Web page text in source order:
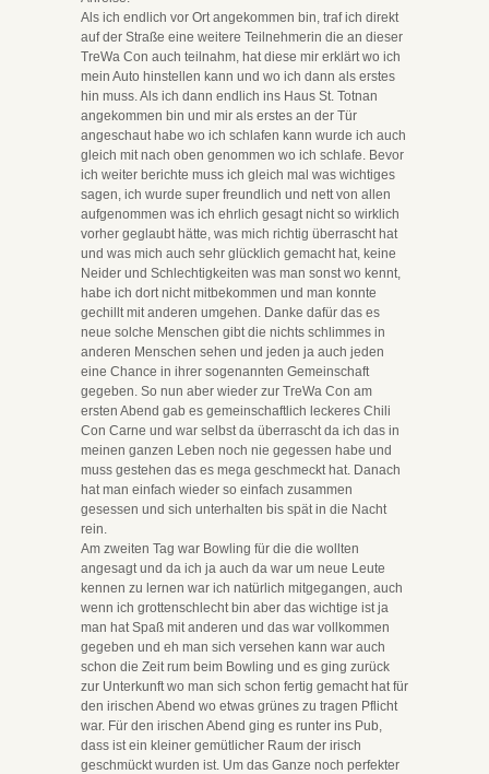
Als ich endlich vor Ort angekommen bin, traf ich direkt
auf der Straße eine weitere Teilnehmerin die an dieser
TreWa Con auch teilnahm, hat diese mir erklärt wo ich
mein Auto hinstellen kann und wo ich dann als erstes
hin muss. Als ich dann endlich ins Haus St. Totnan
angekommen bin und mir als erstes an der Tür
angeschaut habe wo ich schlafen kann wurde ich auch
gleich mit nach oben genommen wo ich schlafe. Bevor
ich weiter berichte muss ich gleich mal was wichtiges
sagen, ich wurde super freundlich und nett von allen
aufgenommen was ich ehrlich gesagt nicht so wirklich
vorher geglaubt hätte, was mich richtig überrascht hat
und was mich auch sehr glücklich gemacht hat, keine
Neider und Schlechtigkeiten was man sonst wo kennt,
habe ich dort nicht mitbekommen und man konnte
gechillt mit anderen umgehen. Danke dafür das es
neue solche Menschen gibt die nichts schlimmes in
anderen Menschen sehen und jeden ja auch jeden
eine Chance in ihrer sogenannten Gemeinschaft
gegeben. So nun aber wieder zur TreWa Con am
ersten Abend gab es gemeinschaftlich leckeres Chili
Con Carne und war selbst da überrascht da ich das in
meinen ganzen Leben noch nie gegessen habe und
muss gestehen das es mega geschmeckt hat. Danach
hat man einfach wieder so einfach zusammen
gesessen und sich unterhalten bis spät in die Nacht
rein.
Am zweiten Tag war Bowling für die die wollten
angesagt und da ich ja auch da war um neue Leute
kennen zu lernen war ich natürlich mitgegangen, auch
wenn ich grottenschlecht bin aber das wichtige ist ja
man hat Spaß mit anderen und das war vollkommen
gegeben und eh man sich versehen kann war auch
schon die Zeit rum beim Bowling und es ging zurück
zur Unterkunft wo man sich schon fertig gemacht hat für
den irischen Abend wo etwas grünes zu tragen Pflicht
war. Für den irischen Abend ging es runter ins Pub,
dass ist ein kleiner gemütlicher Raum der irisch
geschmückt wurden ist. Um das Ganze noch perfekter